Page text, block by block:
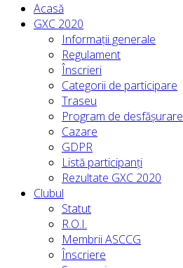
Acasă
GXC 2020
Informații generale
Regulament
Înscrieri
Categorii de participare
Traseu
Program de desfășurare
Cazare
GDPR
Listă participanți
Rezultate GXC 2020
Clubul
Statut
R.O.I.
Membrii ASCCG
Înscriere